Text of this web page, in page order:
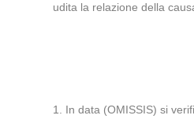
udita la relazione della
1. In data (OMISSIS) si